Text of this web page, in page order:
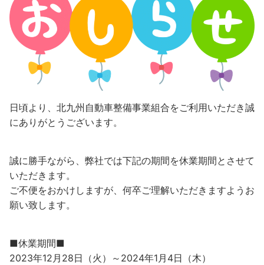
日頃より、北九州自動車整備事業組合をご利用いただき誠
にありがとうございます。
誠に勝手ながら、弊社では下記の期間を休業期間とさせて
いただきます。
ご不便をおかけしますが、何卒ご理解いただきますようお
願い致します。
■休業期間■
2023年12月28日（火）～2024年1月4日（木）